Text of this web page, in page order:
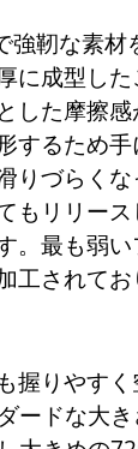
強靭な素材
に成型し
した摩擦感
するため手
りづらくな
もリリー
。最も弱い
工されてお
握りやす
ードな大